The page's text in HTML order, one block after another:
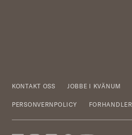
KONTAKT OSS JOBBE I KVÄNUM
PERSONVERNPOLICY FORHANDLER